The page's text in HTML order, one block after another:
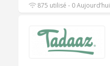
875 utilisé - 0 Aujourd’hui